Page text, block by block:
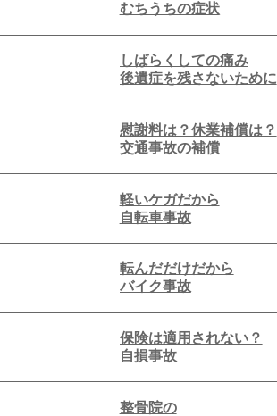
むちうちの症状
しばらくしての痛み
後遺症を残さないために
慰謝料は？休業補償は？
交通事故の補償
軽いケガだから
自転車事故
転んだだけだから
バイク事故
保険は適用されない？
自損事故
整骨院の